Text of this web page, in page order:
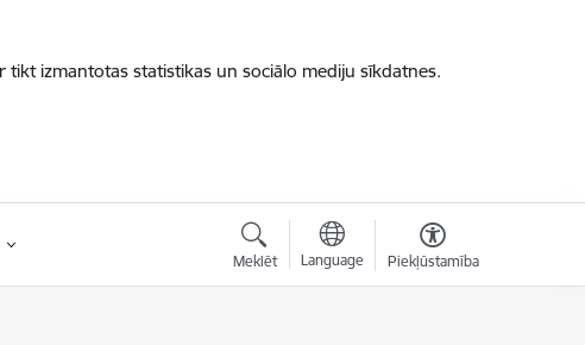
izmantotas statistikas un sociālo mediju sīkdatnes.
Meklēt Language Piekļūstamība